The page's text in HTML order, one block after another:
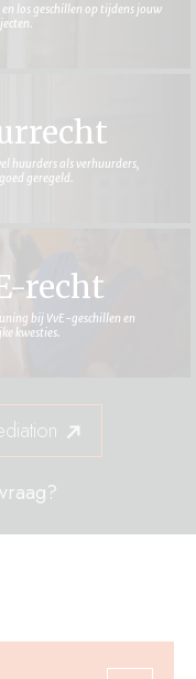
en los geschillen op tijdens jouw
huurders als verhuurders,
geregeld.
recht
bij VvE-geschillen en
kwesties.